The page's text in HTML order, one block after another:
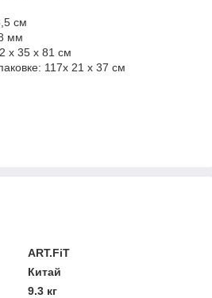
см
мм
х 35 х 81 см
117х 21 х 37 см
ART.FiT
Китай
9.3 кг